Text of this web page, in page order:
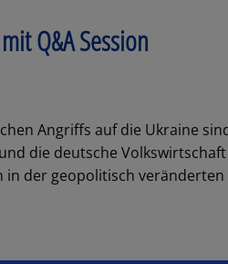
Q&A Session
Angriffs auf die Ukraine
die deutsche
der geopolitisch veränderten